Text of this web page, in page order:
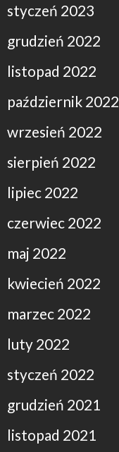
styczeń 2023
grudzień 2022
listopad 2022
październik 2022
wrzesień 2022
sierpień 2022
lipiec 2022
czerwiec 2022
maj 2022
kwiecień 2022
marzec 2022
luty 2022
styczeń 2022
grudzień 2021
listopad 2021